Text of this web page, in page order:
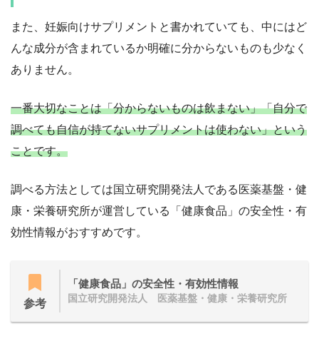
また、妊娠向けサプリメントと書かれていても、中にはど
んな成分が含まれているか明確に分からないものも少なく
ありません。
一番大切なことは「分からないものは飲まない」「自分で
調べても自信が持てないサプリメントは使わない」という
ことです。
調べる方法としては国立研究開発法人である医薬基盤・健
康・栄養研究所が運営している「健康食品」の安全性・有
効性情報がおすすめです。
参考
「健康食品」の安全性・有効性情報
国立研究開発法人 医薬基盤・健康・栄養研究所